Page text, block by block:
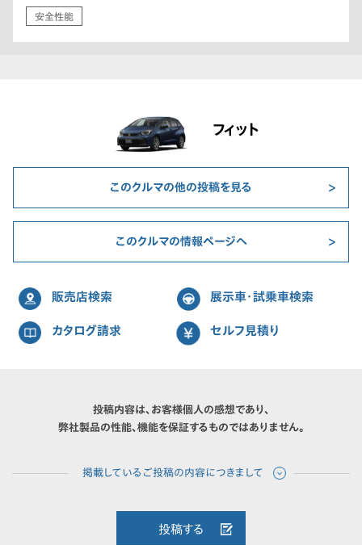
安全性能
フィット
このクルマの他の投稿を見る
このクルマの情報ページへ
販売店検索 展示車・試乗車検索
カタログ請求 セルフ見積り
投稿内容は、お客様個人の感想であり、
弊社製品の性能、機能を保証するものではありません。
投稿する